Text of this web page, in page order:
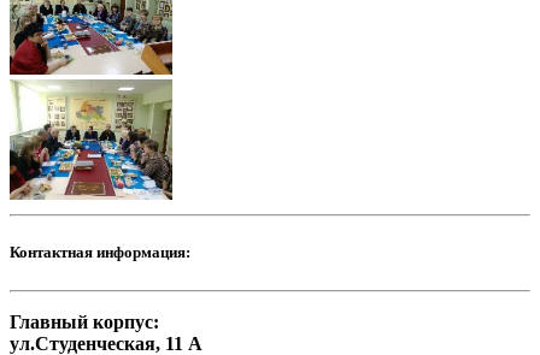
Контактная информация:
Главный корпус:
ул.Студенческая, 11 А